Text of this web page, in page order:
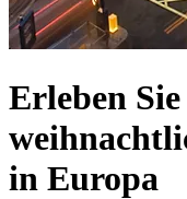
Erleben Sie
in Europa